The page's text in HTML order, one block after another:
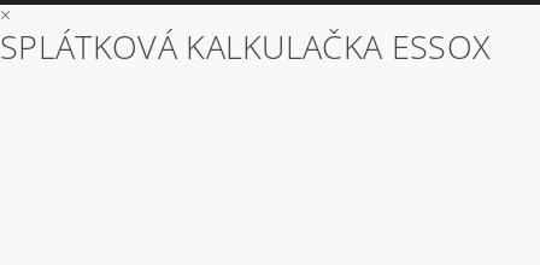
×
SPLÁTKOVÁ KALKULAČKA ESSOX